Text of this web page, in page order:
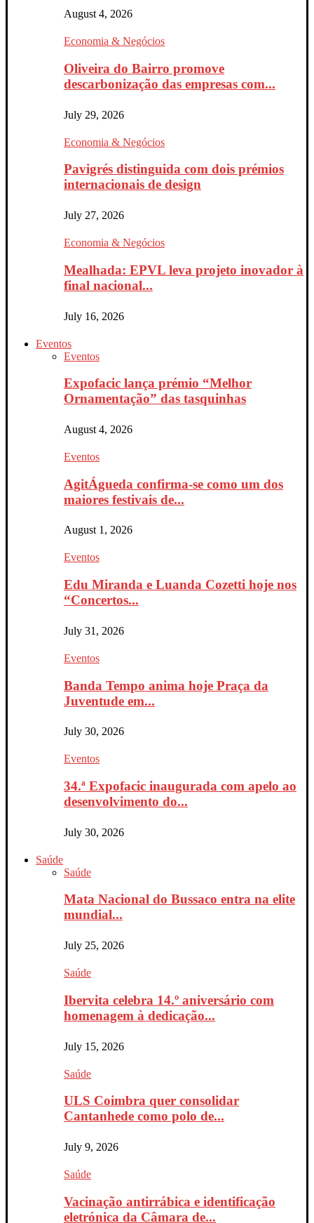
August 4, 2026
Economia & Negócios
Oliveira do Bairro promove
descarbonização das empresas com...
July 29, 2026
Economia & Negócios
Pavigrés distinguida com dois prémios
internacionais de design
July 27, 2026
Economia & Negócios
Mealhada: EPVL leva projeto inovador à
final nacional...
July 16, 2026
Eventos
Eventos
Expofacic lança prémio “Melhor
Ornamentação” das tasquinhas
August 4, 2026
Eventos
AgitÁgueda confirma-se como um dos
maiores festivais de...
August 1, 2026
Eventos
Edu Miranda e Luanda Cozetti hoje nos
“Concertos...
July 31, 2026
Eventos
Banda Tempo anima hoje Praça da
Juventude em...
July 30, 2026
Eventos
34.ª Expofacic inaugurada com apelo ao
desenvolvimento do...
July 30, 2026
Saúde
Saúde
Mata Nacional do Bussaco entra na elite
mundial...
July 25, 2026
Saúde
Ibervita celebra 14.º aniversário com
homenagem à dedicação...
July 15, 2026
Saúde
ULS Coimbra quer consolidar
Cantanhede como polo de...
July 9, 2026
Saúde
Vacinação antirrábica e identificação
eletrónica da Câmara de...